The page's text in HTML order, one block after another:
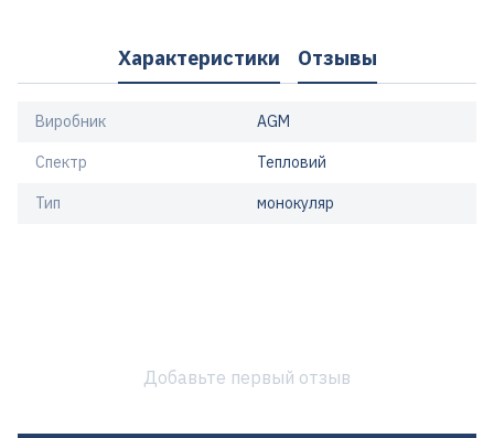
Характеристики Отзывы
Виробник AGM
Спектр Тепловий
Тип монокуляр
Добавьте первый отзыв